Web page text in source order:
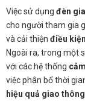
Việc sử dụng đèn
cho người tham gia
và cải thiện điều
Ngoài ra, trong một
với các hệ thống
việc phân bổ thời
hiệu quả giao